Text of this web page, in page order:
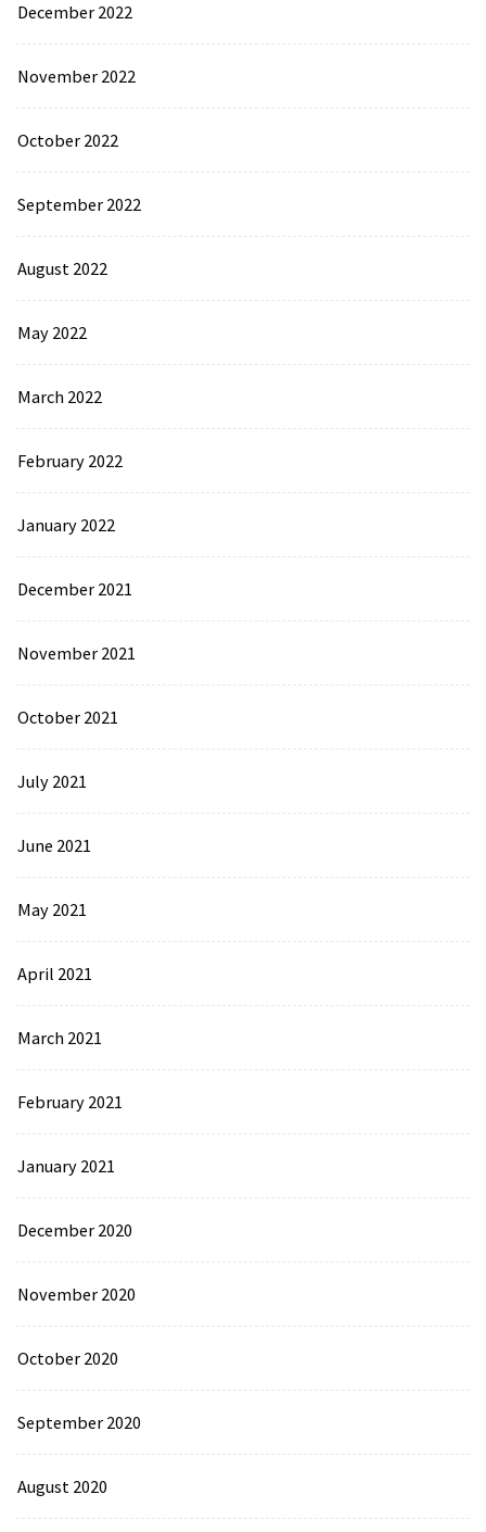
December 2022
November 2022
October 2022
September 2022
August 2022
May 2022
March 2022
February 2022
January 2022
December 2021
November 2021
October 2021
July 2021
June 2021
May 2021
April 2021
March 2021
February 2021
January 2021
December 2020
November 2020
October 2020
September 2020
August 2020